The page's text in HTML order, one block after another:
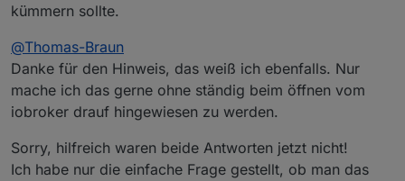
kümmern sollte.
@Thomas-Braun
Danke für den Hinweis, das weiß ich ebenfalls. Nur
mache ich das gerne ohne ständig beim öffnen vom
iobroker drauf hingewiesen zu werden.
Sorry, hilfreich waren beide Antworten jetzt nicht!
Ich habe nur die einfache Frage gestellt, ob man das